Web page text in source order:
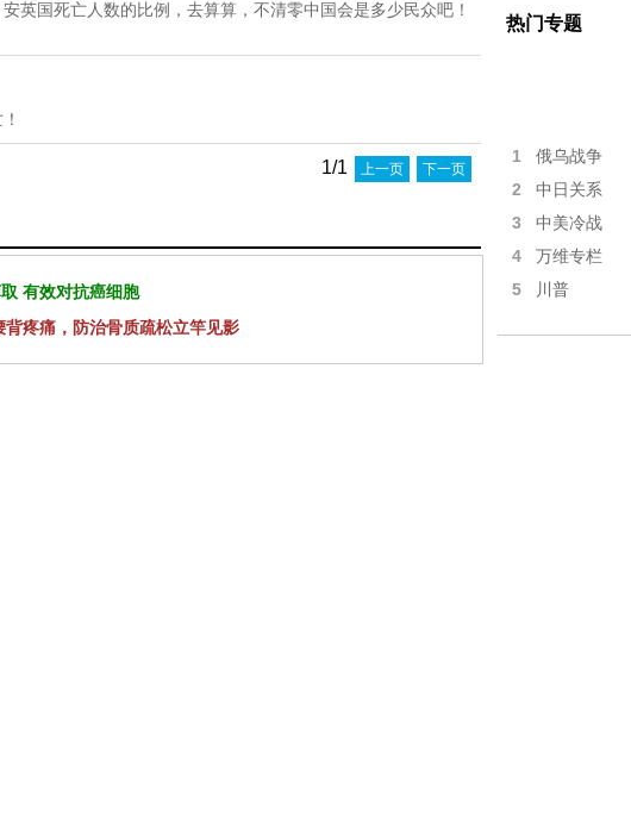
英国死亡人数的比例，去算算，不清零中国会是多少民众吧！
1/1 上一页 下一页
有效对抗癌细胞
疼痛，防治骨质疏松立竿见影
热门专题
1 俄乌战争
2 中日关系
3 中美冷战
4 万维专栏
5 川普